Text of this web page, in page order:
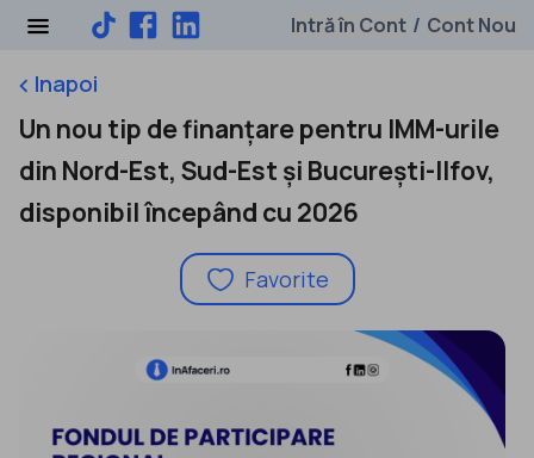
Intră în Cont / Cont Nou
keyboard_arrow_leftInapoi
Un nou tip de finanțare pentru IMM-urile
din Nord-Est, Sud-Est și București-Ilfov,
disponibil începând cu 2026
Favorite